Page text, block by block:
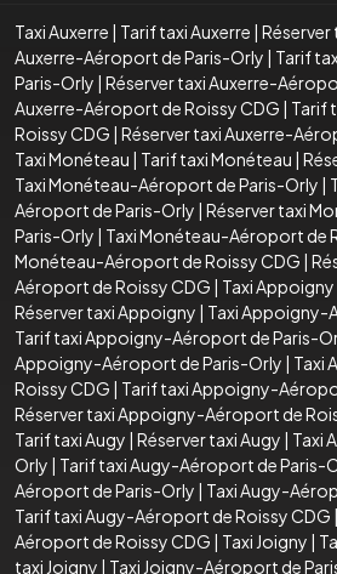
Taxi Auxerre | Tarif taxi Auxerre | Réserver
Auxerre-Aéroport de Paris-Orly | Tarif
Paris-Orly | Réserver taxi Auxerre-
Auxerre-Aéroport de Roissy CDG | Tarif
Roissy CDG | Réserver taxi Auxerre-
Taxi Monéteau | Tarif taxi Monéteau |
Taxi Monéteau-Aéroport de Paris-Orly |
Aéroport de Paris-Orly | Réserver taxi
Paris-Orly | Taxi Monéteau-Aéroport de
Monéteau-Aéroport de Roissy CDG |
Aéroport de Roissy CDG | Taxi Appoigny
Réserver taxi Appoigny | Taxi Appoigny-
Tarif taxi Appoigny-Aéroport de Paris-
Appoigny-Aéroport de Paris-Orly | Taxi
Roissy CDG | Tarif taxi Appoigny-
Réserver taxi Appoigny-Aéroport de
Tarif taxi Augy | Réserver taxi Augy | Taxi
Orly | Tarif taxi Augy-Aéroport de Paris-
Aéroport de Paris-Orly | Taxi Augy-
Tarif taxi Augy-Aéroport de Roissy CDG |
Aéroport de Roissy CDG | Taxi Joigny |
taxi Joigny | Taxi Joigny-Aéroport de